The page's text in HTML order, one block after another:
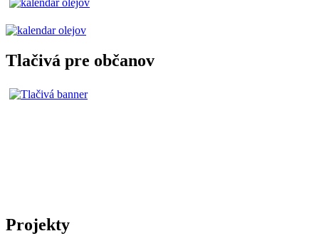
Tlačivá pre občanov
Projekty